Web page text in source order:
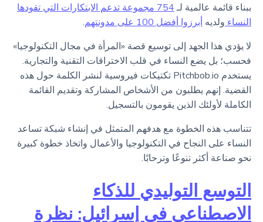
ببناء قائمة عالمية لـ
754 مجموعة تدعم الابتكارات التي تقودها
النساء ولديه أبرزوا أفضل 100 على مدونتهم
.
لا يؤدي هذا الجهد إلى توسيع قصة «المرأة في مجال التكنولوجيا»
فحسب؛ بل يضع النساء في قلب الاختراقات التقنية والتجارية.
يستخدم Pitchbob.io تكتيكات فيروسية لنشر الكلمة حول هذه
القضية. إنهم يطلبون من الأشخاص المشاركة وتقديم القائمة
الكاملة لأولئك الذين يقومون بالتسجيل.
تتناسب هذه الخطوة مع هدفهم المتمثل في إنشاء شبكة تساعد
النساء على النجاح في التكنولوجيا والأعمال واتخاذ خطوة كبيرة
نحو صناعة أكثر تنوعًا وترحابًا.
التوسع التوليدي للذكاء
الاصطناعي في إسرائيل: نظرة